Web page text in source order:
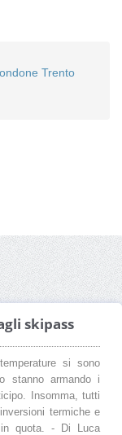
Trento
skipass
si sono
stanno armando i
Insomma, tutti
termiche e
quota. - Di Luca